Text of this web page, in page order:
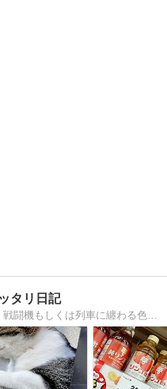
タリ日記
日々の生活で感じた事や、航空機 戦闘機もしくは列車に纏わる色々を綴ります